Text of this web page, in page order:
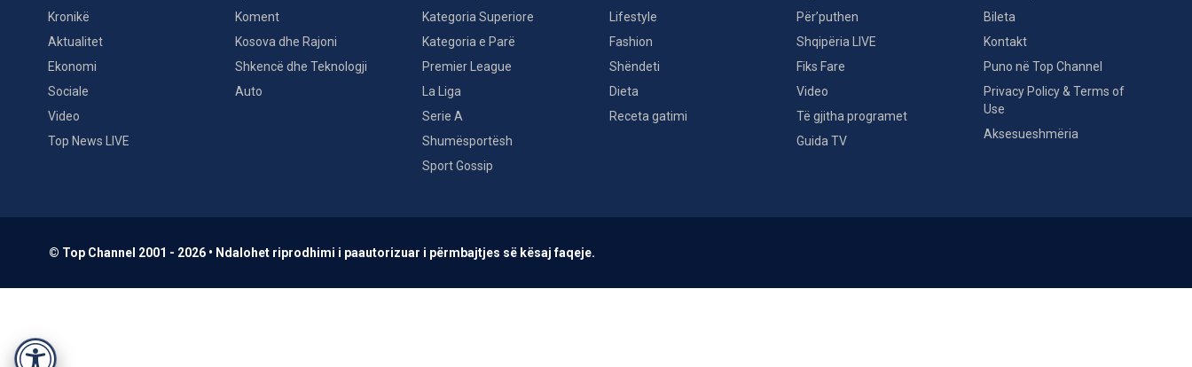
Kronikë
Aktualitet
Ekonomi
Sociale
Video
Top News LIVE
Koment
Kosova dhe Rajoni
Shkencë dhe Teknologji
Auto
Kategoria Superiore
Kategoria e Parë
Premier League
La Liga
Serie A
Shumësportësh
Sport Gossip
Lifestyle
Fashion
Shëndeti
Dieta
Receta gatimi
Për’puthen
Shqipëria LIVE
Fiks Fare
Video
Të gjitha programet
Guida TV
Bileta
Kontakt
Puno në Top Channel
Privacy Policy & Terms of
Use
Aksesueshmëria
© Top Channel 2001 - 2026 • Ndalohet riprodhimi i paautorizuar i përmbajtjes së kësaj faqeje.